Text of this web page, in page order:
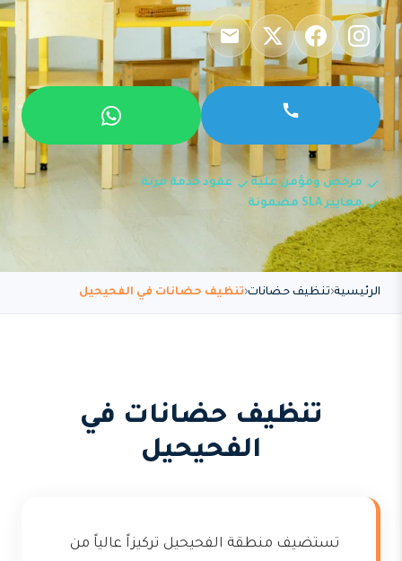
مرخص ومؤمن عليه
عقود خدمة مرنة
معايير SLA مضمونة
الرئيسية تنظيف حضانات تنظيف حضانات في الفحيحيل
تنظيف حضانات في
الفحيحيل
تستضيف منطقة الفحيحيل تركيزاً عالياً من